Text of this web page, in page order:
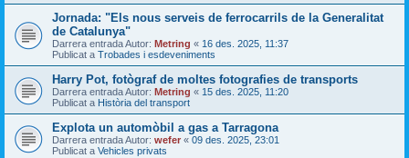
Jornada: "Els nous serveis de ferrocarrils de la Generalitat
de Catalunya"
Darrera entrada Autor: Metring « 16 des. 2025, 11:37
Publicat a Trobades i esdeveniments
Harry Pot, fotògraf de moltes fotografies de transports
Darrera entrada Autor: Metring « 15 des. 2025, 11:20
Publicat a Història del transport
Explota un automòbil a gas a Tarragona
Darrera entrada Autor: wefer « 09 des. 2025, 23:01
Publicat a Vehicles privats